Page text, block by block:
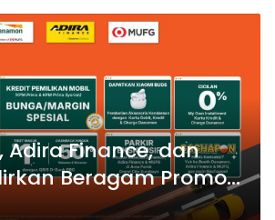
Adira Finance, dan
Beragam Promo
Surabaya 2026